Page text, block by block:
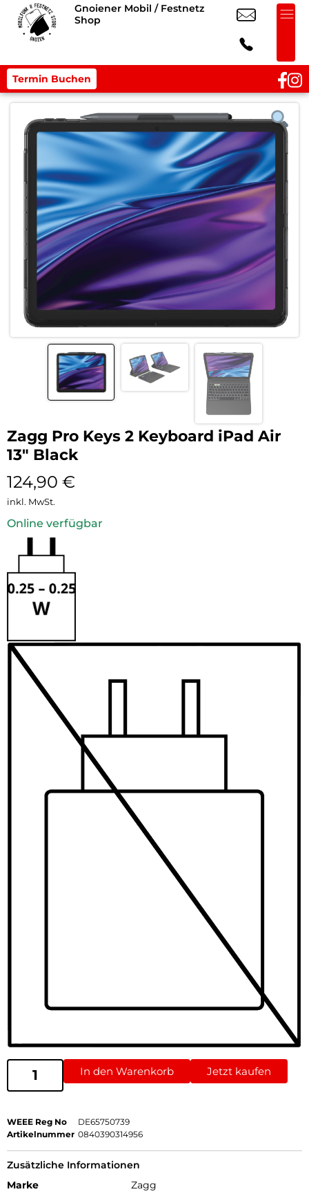
Gnoiener Mobil / Festnetz
Shop
Termin Buchen
Zagg Pro Keys 2 Keyboard iPad Air
13″ Black
124,90 €
inkl. MwSt.
Online verfügbar
In den Warenkorb Jetzt kaufen
WEEE Reg No
DE65750739
Artikelnummer 0840390314956
Zusätzliche Informationen
Marke
Zagg